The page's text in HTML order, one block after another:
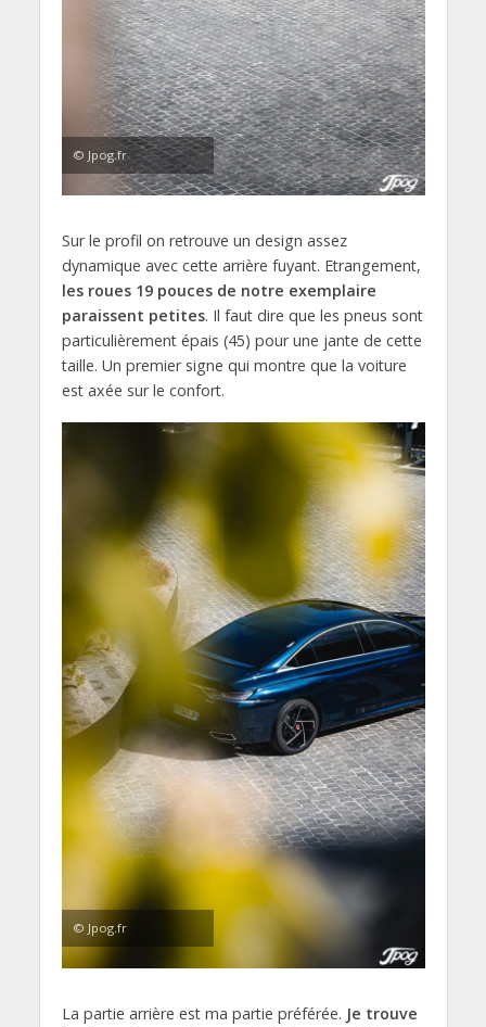
© Jpog.fr
Sur le profil on retrouve un design assez
dynamique avec cette arrière fuyant. Etrangement,
les roues 19 pouces de notre exemplaire
paraissent petites. Il faut dire que les pneus sont
particulièrement épais (45) pour une jante de cette
taille. Un premier signe qui montre que la voiture
est axée sur le confort.
© Jpog.fr
La partie arrière est ma partie préférée. Je trouve